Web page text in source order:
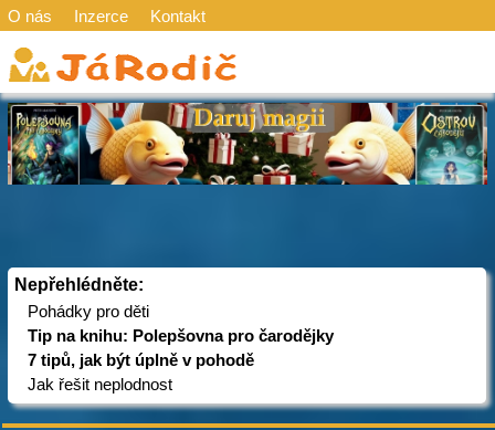
O nás Inzerce Kontakt
Nepřehlédněte:
Pohádky pro děti
Tip na knihu: Polepšovna pro čarodějky
7 tipů, jak být úplně v pohodě
Jak řešit neplodnost